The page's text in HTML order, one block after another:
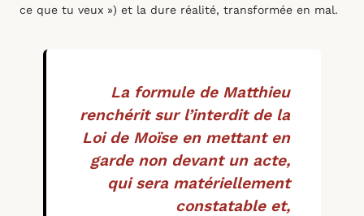
ce que tu veux ») et la dure réalité, transformée en mal.
La formule de Matthieu
renchérit sur l’interdit de la
Loi de Moïse en mettant en
garde non devant un acte,
qui sera matériellement
constatable et,